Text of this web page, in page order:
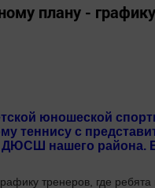
плану -
юношеской
теннису с
нашего района.
тренеров, где ребята